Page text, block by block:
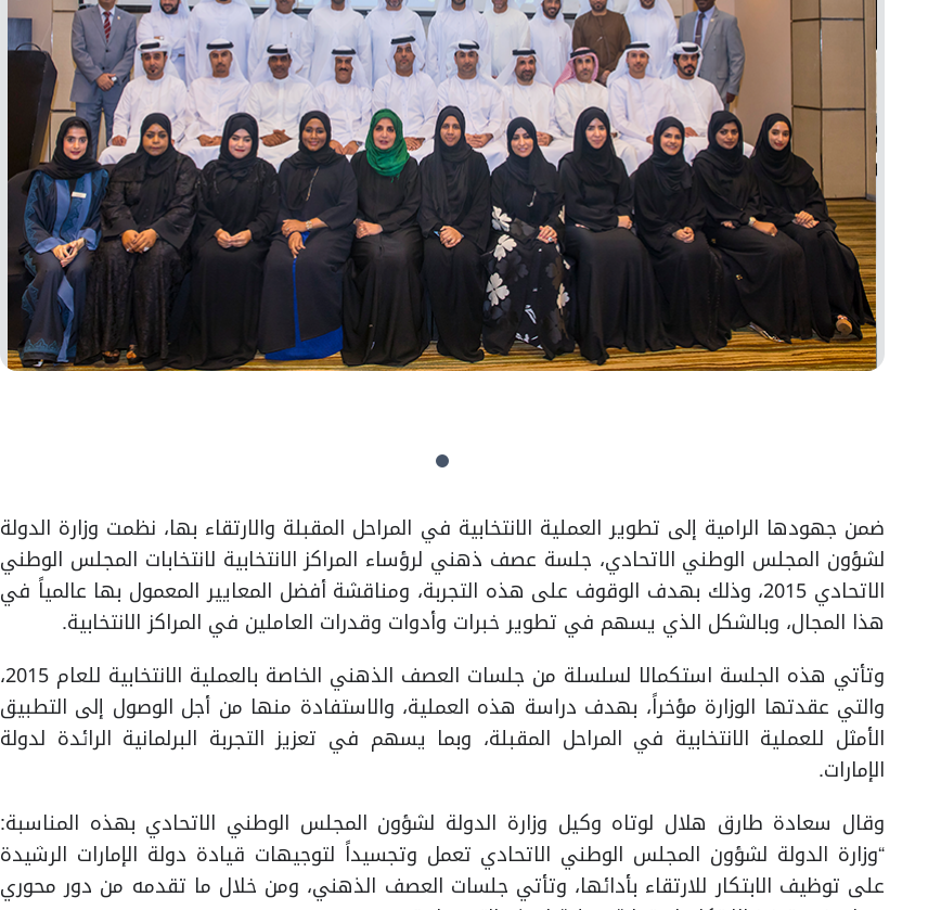
ضمن جهودها الرامية إلى تطوير العملية الانتخابية في المراحل المقبلة والارتقاء بها، نظمت وزارة الدولة
لشؤون المجلس الوطني الاتحادي، جلسة عصف ذهني لرؤساء المراكز الانتخابية لانتخابات المجلس الوطني
الاتحادي 2015، وذلك بهدف الوقوف على هذه التجربة، ومناقشة أفضل المعايير المعمول بها عالمياً في
هذا المجال، وبالشكل الذي يسهم في تطوير خبرات وأدوات وقدرات العاملين في المراكز الانتخابية.
وتأتي هذه الجلسة استكمالا لسلسلة من جلسات العصف الذهني الخاصة بالعملية الانتخابية للعام 2015،
والتي عقدتها الوزارة مؤخراً، بهدف دراسة هذه العملية، والاستفادة منها من أجل الوصول إلى التطبيق
الأمثل للعملية الانتخابية في المراحل المقبلة، وبما يسهم في تعزيز التجربة البرلمانية الرائدة لدولة
الإمارات.
وقال سعادة طارق هلال لوتاه وكيل وزارة الدولة لشؤون المجلس الوطني الاتحادي بهذه المناسبة:
“وزارة الدولة لشؤون المجلس الوطني الاتحادي تعمل وتجسيداً لتوجيهات قيادة دولة الإمارات الرشيدة
على توظيف الابتكار للارتقاء بأدائها، وتأتي جلسات العصف الذهني، ومن خلال ما تقدمه من دور محوري